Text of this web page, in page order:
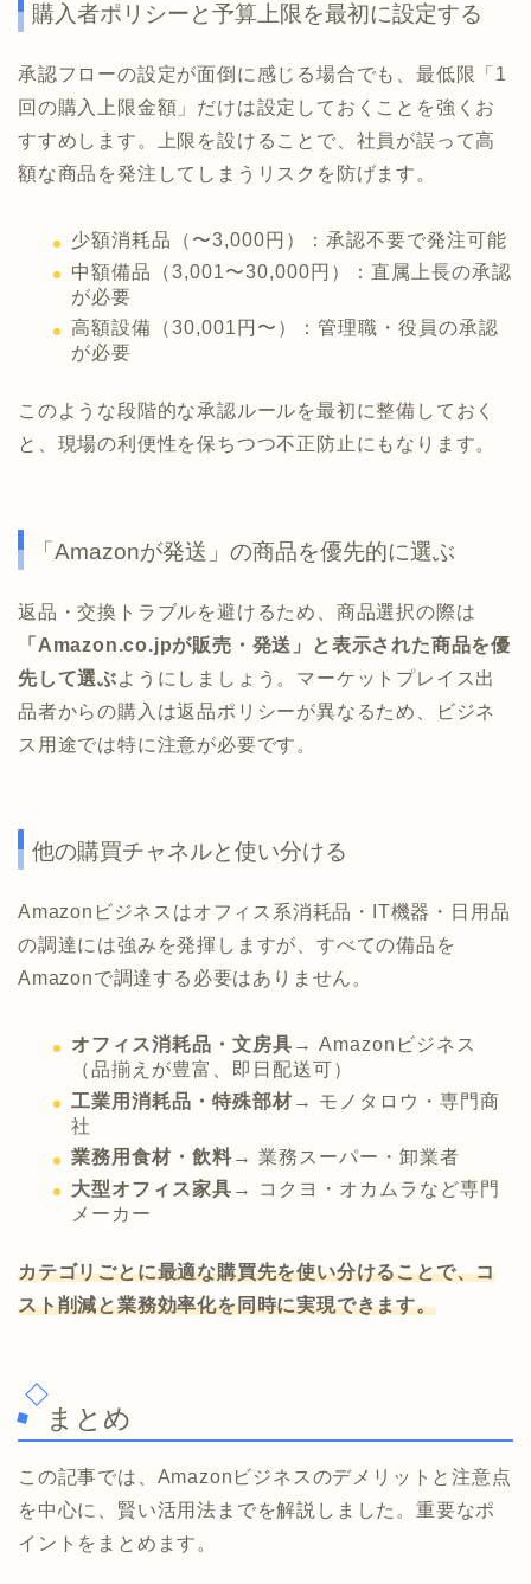
購入者ポリシーと予算上限を最初に設定する
承認フローの設定が面倒に感じる場合でも、最低限「1
回の購入上限金額」だけは設定しておくことを強くお
すすめします。上限を設けることで、社員が誤って高
額な商品を発注してしまうリスクを防げます。
少額消耗品（〜3,000円）：承認不要で発注可能
中額備品（3,001〜30,000円）：直属上長の承認
が必要
高額設備（30,001円〜）：管理職・役員の承認
が必要
このような段階的な承認ルールを最初に整備しておく
と、現場の利便性を保ちつつ不正防止にもなります。
「Amazonが発送」の商品を優先的に選ぶ
返品・交換トラブルを避けるため、商品選択の際は
「Amazon.co.jpが販売・発送」と表示された商品を優
先して選ぶようにしましょう。マーケットプレイス出
品者からの購入は返品ポリシーが異なるため、ビジネ
ス用途では特に注意が必要です。
他の購買チャネルと使い分ける
Amazonビジネスはオフィス系消耗品・IT機器・日用品
の調達には強みを発揮しますが、すべての備品を
Amazonで調達する必要はありません。
オフィス消耗品・文房具 → Amazonビジネス
（品揃えが豊富、即日配送可）
工業用消耗品・特殊部材→ モノタロウ・専門商
社
業務用食材・飲料→ 業務スーパー・卸業者
大型オフィス家具 → コクヨ・オカムラなど専門
メーカー
カテゴリごとに最適な購買先を使い分けることで、コ
スト削減と業務効率化を同時に実現できます。
まとめ
この記事では、Amazonビジネスのデメリットと注意点
を中心に、賢い活用法までを解説しました。重要なポ
イントをまとめます。